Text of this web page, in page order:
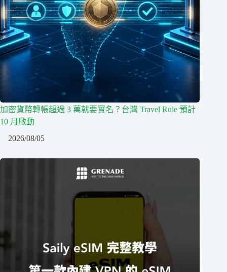
加密貨幣轉帳超過 3 萬就要實名？台灣 Travel Rule 預計
10 月啟動
2026/08/05